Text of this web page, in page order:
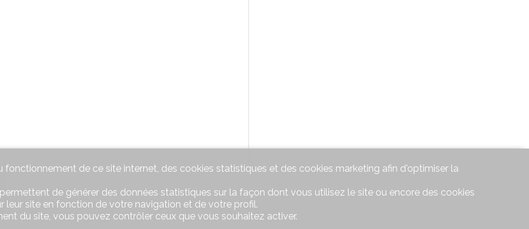
fonctionnement de ce site internet, des cookies statistiques et des cookies marketing afin d'optimiser la
de générer des données statistiques sur la façon dont vous utilisez le site ou encore des cookies
leur site en fonction de votre navigation et de votre profil.
du site, vous pouvez contrôler ceux que vous souhaitez activer.